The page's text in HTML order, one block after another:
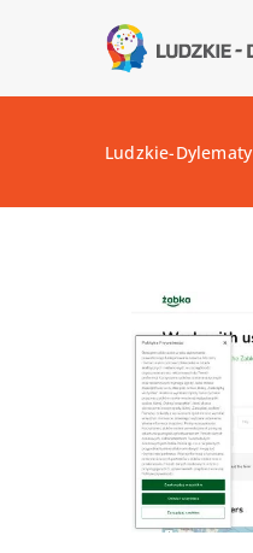
Ludzkie-Dylematy